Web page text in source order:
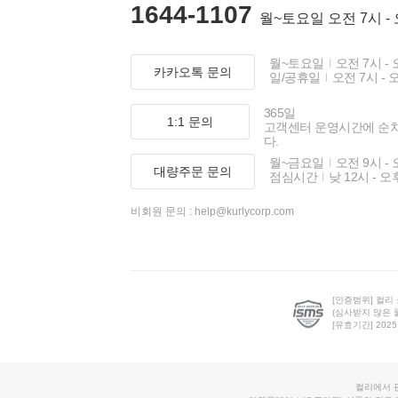
1644-1107 월~토요일 오전 7시 -
카카오톡 문의
월~토요일
오전 7시 -
일/공휴일
오전 7시 -
1:1 문의
365일
고객센터 운영시간에 순
다.
대량주문 문의
월~금요일
오전 9시 -
점심시간
낮 12시 - 오
비회원 문의 : help@kurlycorp.com
[인증범위] 컬리
(심사받지 않은
[유효기간]
컬리에서